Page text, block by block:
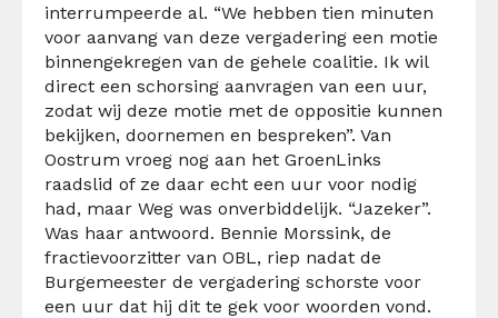
interrumpeerde al. “We hebben tien minuten
voor aanvang van deze vergadering een motie
binnengekregen van de gehele coalitie. Ik wil
direct een schorsing aanvragen van een uur,
zodat wij deze motie met de oppositie kunnen
bekijken, doornemen en bespreken”. Van
Oostrum vroeg nog aan het GroenLinks
raadslid of ze daar echt een uur voor nodig
had, maar Weg was onverbiddelijk. “Jazeker”.
Was haar antwoord. Bennie Morssink, de
fractievoorzitter van OBL, riep nadat de
Burgemeester de vergadering schorste voor
een uur dat hij dit te gek voor woorden vond.